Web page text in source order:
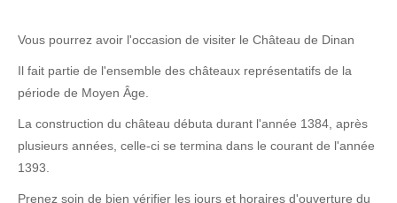
Vous pourrez avoir l'occasion de visiter le Château de Dinan
Il fait partie de l'ensemble des châteaux représentatifs de la
période de Moyen Âge.
La construction du château débuta durant l'année 1384, après
plusieurs années, celle-ci se termina dans le courant de l'année
1393.
Prenez soin de bien vérifier les jours et horaires d'ouverture du